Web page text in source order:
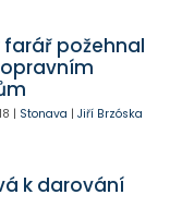
farář požehnal
| Stonava | Jiří Brzóska
k darování